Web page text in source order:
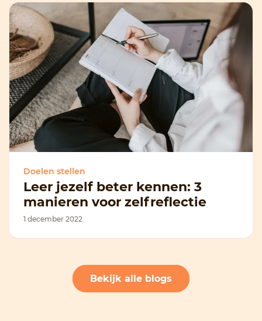
Doelen stellen
Leer jezelf beter kennen: 3
manieren voor zelfreflectie
1 december 2022
Bekijk alle blogs